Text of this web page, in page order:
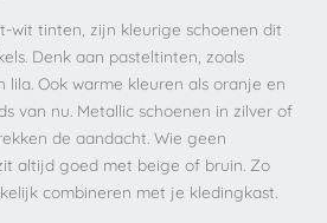
wit tinten, zijn kleurige schoenen dit
Denk aan pasteltinten, zoals
lila. Ook warme kleuren als oranje en
van nu. Metallic schoenen in zilver of
de aandacht. Wie geen
altijd goed met beige of bruin. Zo
combineren met je kledingkast.